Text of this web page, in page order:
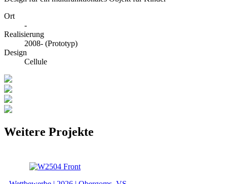
Ort
-
Realisierung
2008- (Prototyp)
Design
Cellule
Weitere Projekte